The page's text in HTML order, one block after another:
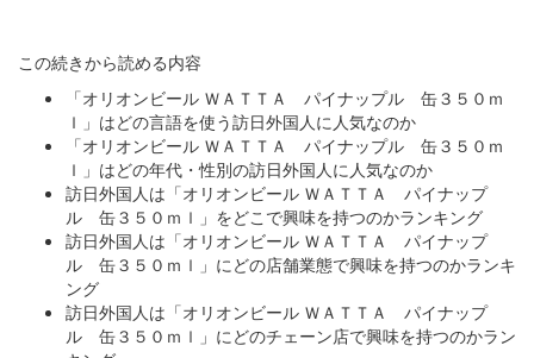
この続きから読める内容
「オリオンビール ＷＡＴＴＡ パイナップル 缶３５０ｍ
ｌ」はどの言語を使う訪日外国人に人気なのか
「オリオンビール ＷＡＴＴＡ パイナップル 缶３５０ｍ
ｌ」はどの年代・性別の訪日外国人に人気なのか
訪日外国人は「オリオンビール ＷＡＴＴＡ パイナップ
ル 缶３５０ｍｌ」をどこで興味を持つのかランキング
訪日外国人は「オリオンビール ＷＡＴＴＡ パイナップ
ル 缶３５０ｍｌ」にどの店舗業態で興味を持つのかランキ
ング
訪日外国人は「オリオンビール ＷＡＴＴＡ パイナップ
ル 缶３５０ｍｌ」にどのチェーン店で興味を持つのかラン